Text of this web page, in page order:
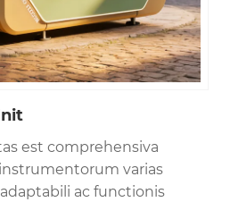
est comprehensiva
varias
ac functionis